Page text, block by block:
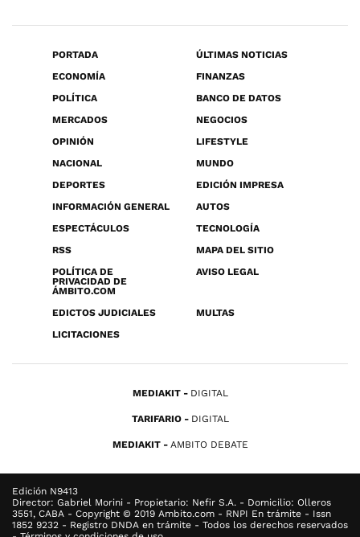
PORTADA
ÚLTIMAS NOTICIAS
ECONOMÍA
FINANZAS
POLÍTICA
BANCO DE DATOS
MERCADOS
NEGOCIOS
OPINIÓN
LIFESTYLE
NACIONAL
MUNDO
DEPORTES
EDICIÓN IMPRESA
INFORMACIÓN GENERAL
AUTOS
ESPECTÁCULOS
TECNOLOGÍA
RSS
MAPA DEL SITIO
POLÍTICA DE
PRIVACIDAD DE
ÁMBITO.COM
AVISO LEGAL
EDICTOS JUDICIALES
MULTAS
LICITACIONES
MEDIAKIT DIGITAL
TARIFARIO DIGITAL
MEDIAKIT AMBITO DEBATE
Edición N9413
Director: Gabriel Morini - Propietario: Nefir S.A. - Domicilio: Olleros
3551, CABA - Copyright © 2019 Ambito.com - RNPI En trámite - Issn
1852 9232 - Registro DNDA en trámite - Todos los derechos reservados